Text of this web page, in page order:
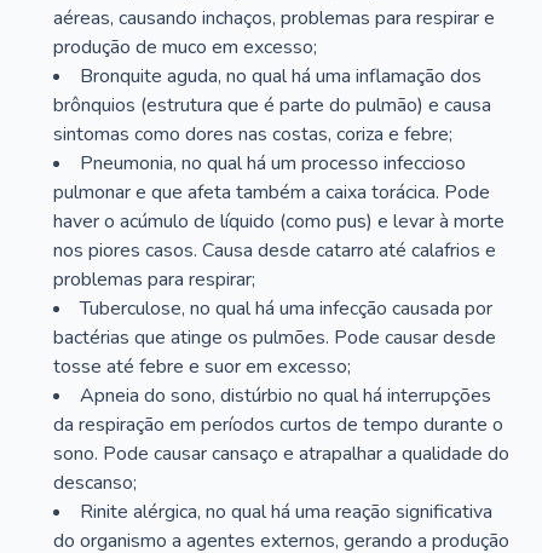
aéreas, causando inchaços, problemas para respirar e
produção de muco em excesso;
Bronquite aguda, no qual há uma inflamação dos
brônquios (estrutura que é parte do pulmão) e causa
sintomas como dores nas costas, coriza e febre;
Pneumonia, no qual há um processo infeccioso
pulmonar e que afeta também a caixa torácica. Pode
haver o acúmulo de líquido (como pus) e levar à morte
nos piores casos. Causa desde catarro até calafrios e
problemas para respirar;
Tuberculose, no qual há uma infecção causada por
bactérias que atinge os pulmões. Pode causar desde
tosse até febre e suor em excesso;
Apneia do sono, distúrbio no qual há interrupções
da respiração em períodos curtos de tempo durante o
sono. Pode causar cansaço e atrapalhar a qualidade do
descanso;
Rinite alérgica, no qual há uma reação significativa
do organismo a agentes externos, gerando a produção